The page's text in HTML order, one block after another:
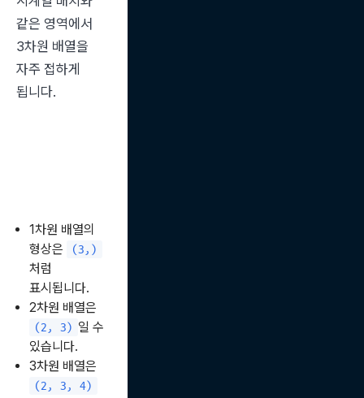
같은 영역에서
3차원 배열을
자주 접하게
됩니다.
1차원 배열의
형상은
(3,)
처럼
표시됩니다.
2차원 배열은
(2, 3) 일 수
있습니다.
3차원 배열은
(2, 3, 4)